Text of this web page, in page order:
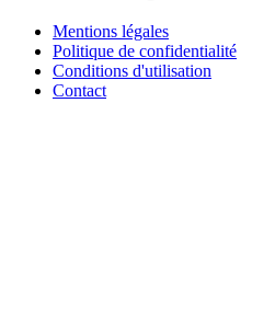
Mentions légales
Politique de confidentialité
Conditions d'utilisation
Contact